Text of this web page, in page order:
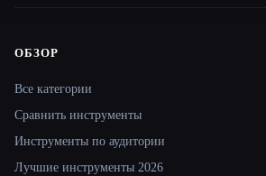
Site navigation
ОБЗОР
Все категории
Сравнить инструменты
Инструменты по аудитории
Лучшие инструменты 2026